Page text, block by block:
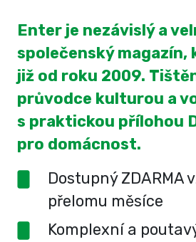
Enter je nezávislý a
společenský magazín,
již od roku 2009.
průvodce kulturou a
s praktickou přílohou
pro domácnost.
Dostupný ZDARMA
přelomu měsíce
Komplexní a